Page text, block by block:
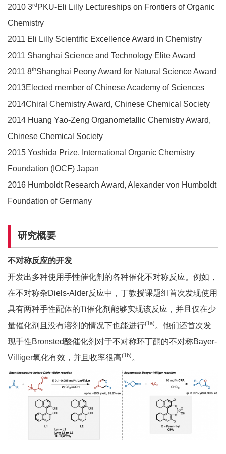
2010 3rdPKU-Eli Lilly Lectureships on Frontiers of Organic
Chemistry
2011 Eli Lilly Scientific Excellence Award in Chemistry
2011 Shanghai Science and Technology Elite Award
2011 8thShanghai Peony Award for Natural Science Award
2013Elected member of Chinese Academy of Sciences
2014Chiral Chemistry Award, Chinese Chemical Society
2014 Huang Yao-Zeng Organometallic Chemistry Award,
Chinese Chemical Society
2015 Yoshida Prize, International Organic Chemistry
Foundation (IOCF) Japan
2016 Humboldt Research Award, Alexander von Humboldt
Foundation of Germany
研究概要
不对称反应的开发
开发出多种使用手性催化剂的各种催化不对称反应。例如，
在不对称杂Diels-Alder反应中，丁教授课题组首次发现使用
具有两种手性配体的Ti催化剂能够实现该反应，并且仅在少
量催化剂且没有溶剂的情况下也能进行(1a) 。他们还首次发
现手性Bronsted酸催化剂对于不对称环丁酮的不对称Bayer-
Villiger氧化有效，并且收率很高(1b) 。